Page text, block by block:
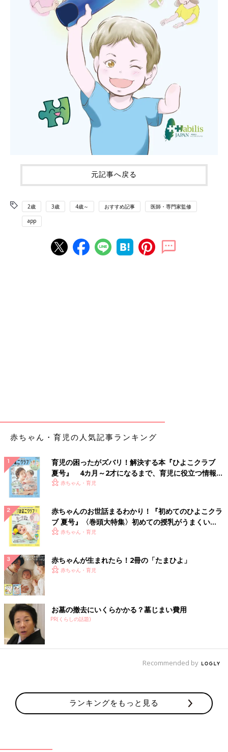
元記事へ戻る
2歳 3歳 4歳～ おすすめ記事 医師・専門家監修
app
赤ちゃん・育児の人気記事ランキング
育児の困ったがズバリ！解決する本『ひよこクラブ
夏号』 4カ月～2才になるまで、育児に役立つ情報が
いっぱい！
赤ちゃん・育児
赤ちゃんのお世話まるわかり！『初めてのひよこクラ
ブ 夏号』〈巻頭大特集〉初めての授乳がうまくい
く！ おっぱい・ミルクの基本と夏のトラブル 解決テ
赤ちゃん・育児
赤ちゃんが生まれたら！2冊の「たまひよ」
赤ちゃん・育児
お墓の撤去にいくらかかる？墓じまい費用
PR(くらしの話題)
Recommended by
ランキングをもっと見る